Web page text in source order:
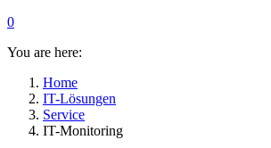
0
You are here:
Home
IT-Lösungen
Service
IT-Monitoring